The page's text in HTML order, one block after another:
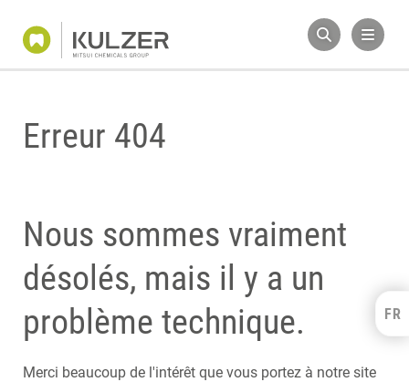
Erreur 404
Kulzer Benelux FR
NEDERLANDS
Nous sommes vraiment
désolés, mais il y a un
problème technique.
Merci beaucoup de l'intérêt que vous portez à notre site